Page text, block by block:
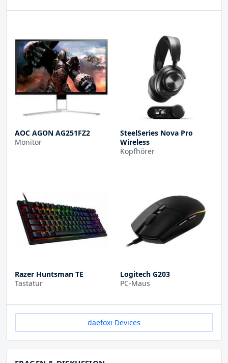
AOC AGON AG251FZ2
Monitor
SteelSeries Nova Pro
Wireless
Kopfhörer
Razer Huntsman TE
Tastatur
Logitech G203
PC-Maus
daefoxi Devices